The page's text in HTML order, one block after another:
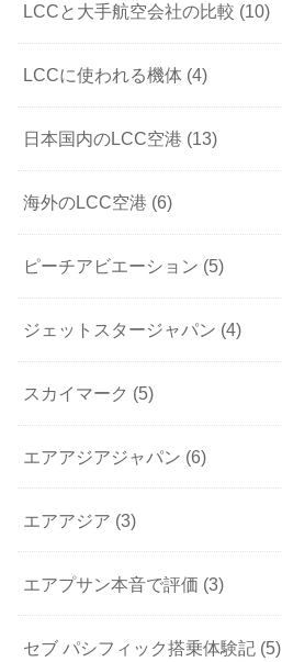
LCCと大手航空会社の比較 (10)
LCCに使われる機体 (4)
日本国内のLCC空港 (13)
海外のLCC空港 (6)
ピーチアビエーション (5)
ジェットスタージャパン (4)
スカイマーク (5)
エアアジアジャパン (6)
エアアジア (3)
エアプサン本音で評価 (3)
セブ パシフィック搭乗体験記 (5)